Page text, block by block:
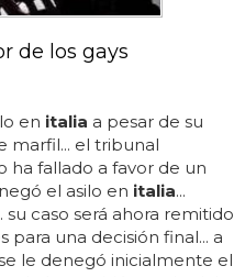
de los gays
en italia a pesar de su
marfil... el tribunal
ha fallado a favor de un
el asilo en italia...
caso será ahora remitido
una decisión final... a
le denegó inicialmente el